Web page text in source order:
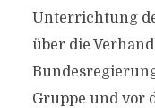
Unterrichtung
über die
Gruppe und vor